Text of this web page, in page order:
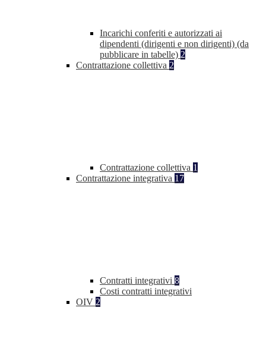
Incarichi conferiti e autorizzati ai
dipendenti (dirigenti e non dirigenti) (da
pubblicare in tabelle) 2
Contrattazione collettiva 2
Contrattazione collettiva 1
Contrattazione integrativa 17
Contratti integrativi 8
Costi contratti integrativi
OIV 2